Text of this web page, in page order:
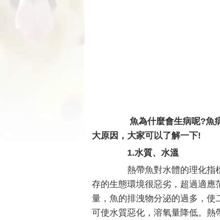
魚為什麼會生病呢?魚病
大原因，大家可以了解一下!
1.水質、水溫
熱帶魚對水體的理化指標
存的生態環境很惡劣，超過適
量，魚的排洩物分泌的過多，
可使水質惡化，溶氧量降低。